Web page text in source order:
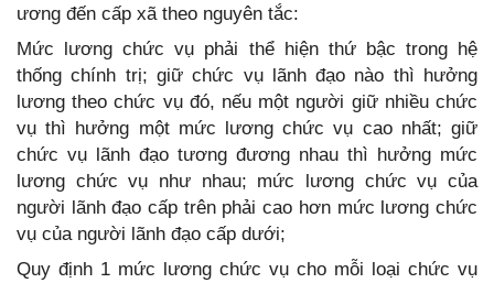
ương đến cấp xã theo nguyên tắc:
Mức lương chức vụ phải thể hiện thứ bậc trong hệ
thống chính trị; giữ chức vụ lãnh đạo nào thì hưởng
lương theo chức vụ đó, nếu một người giữ nhiều chức
vụ thì hưởng một mức lương chức vụ cao nhất; giữ
chức vụ lãnh đạo tương đương nhau thì hưởng mức
lương chức vụ như nhau; mức lương chức vụ của
người lãnh đạo cấp trên phải cao hơn mức lương chức
vụ của người lãnh đạo cấp dưới;
Quy định 1 mức lương chức vụ cho mỗi loại chức vụ